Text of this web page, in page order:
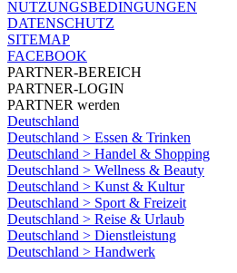
NUTZUNGSBEDINGUNGEN
DATENSCHUTZ
SITEMAP
FACEBOOK
PARTNER-BEREICH
PARTNER-LOGIN
PARTNER werden
Deutschland
Deutschland > Essen & Trinken
Deutschland > Handel & Shopping
Deutschland > Wellness & Beauty
Deutschland > Kunst & Kultur
Deutschland > Sport & Freizeit
Deutschland > Reise & Urlaub
Deutschland > Dienstleistung
Deutschland > Handwerk